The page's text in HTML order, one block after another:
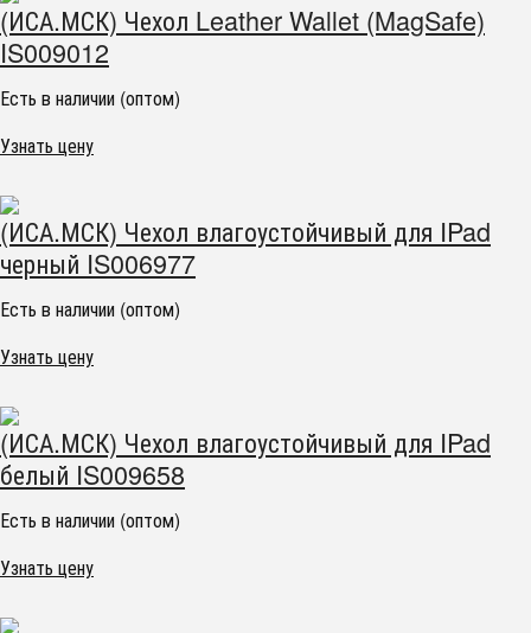
(ИСА.МСК) Чехол Leather Wallet (MagSafe)
IS009012
Есть в наличии (оптом)
Узнать цену
(ИСА.МСК) Чехол влагоустойчивый для IPad
черный IS006977
Есть в наличии (оптом)
Узнать цену
(ИСА.МСК) Чехол влагоустойчивый для IPad
белый IS009658
Есть в наличии (оптом)
Узнать цену